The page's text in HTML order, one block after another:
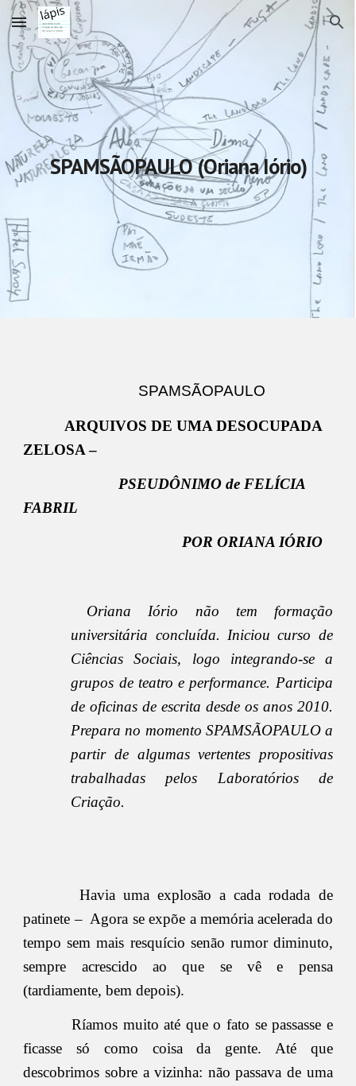
Skip to main content Skip to navigation
SPAMSÃOPAULO (Oriana Iório)
SPAMSÃOPAULO
ARQUIVOS DE UMA DESOCUPADA
ZELOSA –
PSEUDÔNIMO de FELÍCIA
FABRIL
POR ORIANA IÓRIO
Oriana Iório não tem formação
universitária concluída. Iniciou curso de
Ciências Sociais, logo integrando-se a
grupos de teatro e performance. Participa
de oficinas de escrita desde os anos 2010.
Prepara no momento SPAMSÃOPAULO a
partir de algumas vertentes propositivas
trabalhadas pelos Laboratórios de
Criação.
Havia uma explosão a cada rodada de
patinete – Agora se expõe a memória acelerada do
tempo sem mais resquício senão rumor diminuto,
sempre acrescido ao que se vê e pensa
(tardiamente, bem depois).
Ríamos muito até que o fato se passasse e
ficasse só como coisa da gente. Até que
descobrimos sobre a vizinha: não passava de uma